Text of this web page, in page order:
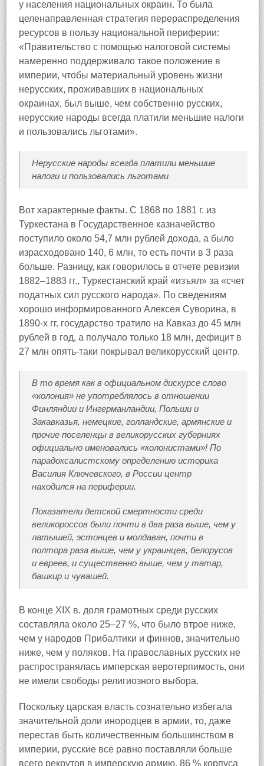
у населения национальных окраин. То была
целенаправленная стратегия перераспределения
ресурсов в пользу национальной периферии:
«Правительство с помощью налоговой системы
намеренно поддерживало такое положение в
империи, чтобы материальный уровень жизни
нерусских, проживавших в национальных
окраинах, был выше, чем собственно русских,
нерусские народы всегда платили меньшие налоги
и пользовались льготами».
Нерусские народы всегда платили меньшие
налоги и пользовались льготами
Вот характерные факты. С 1868 по 1881 г. из
Туркестана в Государственное казначейство
поступило около 54,7 млн рублей дохода, а было
израсходовано 140, 6 млн, то есть почти в 3 раза
больше. Разницу, как говорилось в отчете ревизии
1882–1883 гг., Туркестанский край «изъял» за «счет
податных сил русского народа». По сведениям
хорошо информированного Алексея Суворина, в
1890-х гг. государство тратило на Кавказ до 45 млн
рублей в год, а получало только 18 млн, дефицит в
27 млн опять-таки покрывал великорусский центр.
В то время как в официальном дискурсе слово
«колония» не употреблялось в отношении
Финляндии и Ингерманландии, Польши и
Закавказья, немецкие, голландские, армянские и
прочие поселенцы в великорусских губерниях
официально именовались «колонистами»! По
парадоксалистскому определению историка
Василия Ключевского, в России центр
находился на периферии.
Показатели детской смертности среди
великороссов были почти в два раза выше, чем у
латышей, эстонцев и молдаван, почти в
полтора раза выше, чем у украинцев, белорусов
и евреев, и существенно выше, чем у татар,
башкир и чувашей.
В конце XIX в. доля грамотных среди русских
составляла около 25–27 %, что было втрое ниже,
чем у народов Прибалтики и финнов, значительно
ниже, чем у поляков. На православных русских не
распространялась имперская веротерпимость, они
не имели свободы религиозного выбора.
Поскольку царская власть сознательно избегала
значительной доли инородцев в армии, то, даже
перестав быть количественным большинством в
империи, русские все равно поставляли больше
всего рекрутов в имперскую армию, 86 % корпуса